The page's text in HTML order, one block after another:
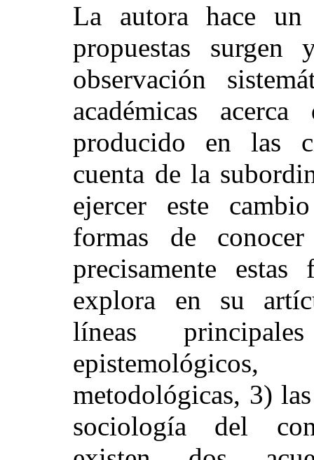
La autora hace un
propuestas
observación
académicas
producido en las
cuenta de la
ejercer este
formas de
precisamente
explora en su
líneas
metodológicas, 3)
sociología del